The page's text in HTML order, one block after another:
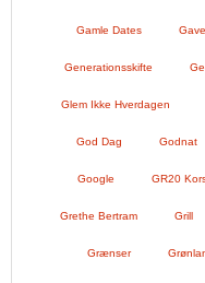
Gamle Dates
Generationsskifte
Glem Ikke Hverdagen
God Dag Godnat
Google GR20
Grethe Bertram Grill
Grænser